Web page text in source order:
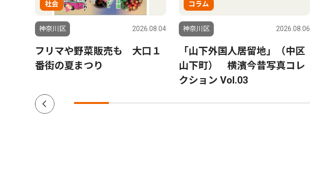
社会
神奈川区 2026.08.04
フリマや野菜販売も 大口１
番街の夏まつり
コラム
神奈川区 2026.08.06
「山下外国人居留地」（中区
山下町） 横濱今昔写真コレ
クション Vol.03